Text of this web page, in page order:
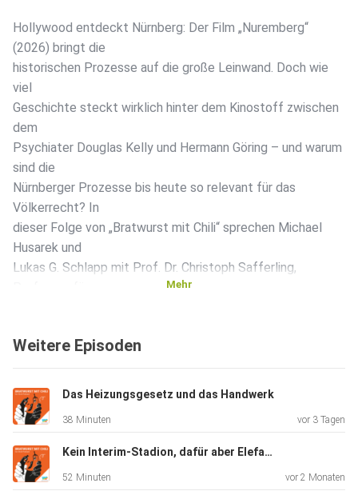
Hollywood entdeckt Nürnberg: Der Film „Nuremberg“
(2026) bringt die
historischen Prozesse auf die große Leinwand. Doch wie
viel
Geschichte steckt wirklich hinter dem Kinostoff zwischen
dem
Psychiater Douglas Kelly und Hermann Göring – und warum
sind die
Nürnberger Prozesse bis heute so relevant für das
Völkerrecht? In
dieser Folge von „Bratwurst mit Chili“ sprechen Michael
Husarek und
Lukas G. Schlapp mit Prof. Dr. Christoph Safferling,
Völkerrecht an der FAU Erlangen-Nürnberg sowie Direktor
Internationalen Akademie Nürnberger Prinzipien. Im
Gespräch geht es
um die juristische Bedeutung der Prozesse, ihre Wirkung bis
in die
Gegenwart – und darum, wie sich Geschichte überhaupt
Mehr
Weitere Episoden
Das Heizungsgesetz und das Handwerk
38 Minuten vor 3 Tagen
Kein Interim-Stadion, dafür aber Elefanten im Tiergarten?
52 Minuten vor 2 Monaten